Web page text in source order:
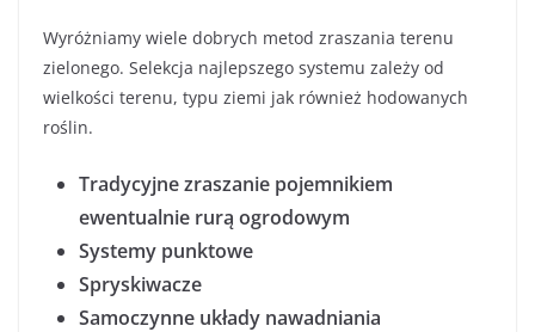
Wyróżniamy wiele dobrych metod zraszania terenu
zielonego. Selekcja najlepszego systemu zależy od
wielkości terenu, typu ziemi jak również hodowanych
roślin.
Tradycyjne zraszanie pojemnikiem
ewentualnie rurą ogrodowym
Systemy punktowe
Spryskiwacze
Samoczynne układy nawadniania